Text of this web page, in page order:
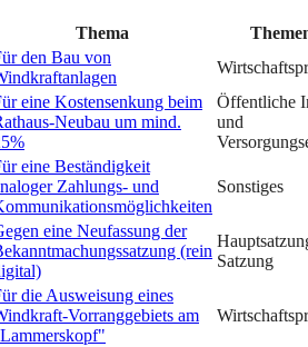
Thema
den Bau von
eine Kostensenkung beim
Neubau um mind.
Öffentliche
und
eine Beständigkeit
Zahlungs- und
Sonstiges
eine Neufassung der
(rein
Satzung
die Ausweisung eines
Vorranggebiets am